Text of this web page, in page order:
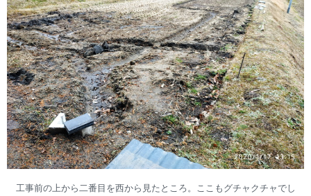
工事前の上から二番目を西から見たところ。ここもグチャクチャでし